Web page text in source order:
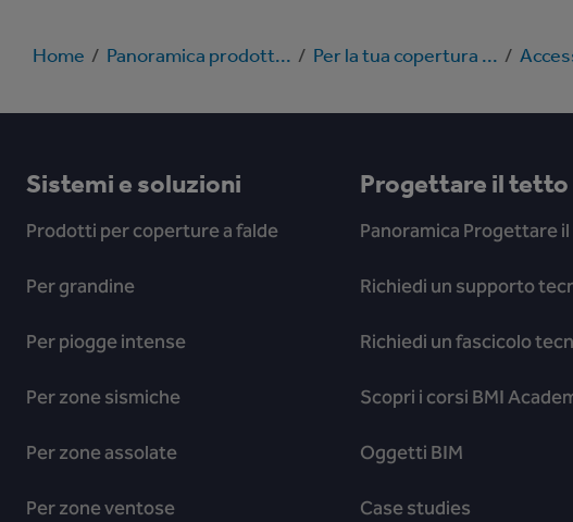
Home / Panoramica prodott... / Per la tua copertura ... /
Sistemi e soluzioni
Prodotti per coperture a falde
Per grandine
Per piogge intense
Per zone sismiche
Per zone assolate
Per zone ventose
Progettare il tetto
Panoramica Progettare
Richiedi un supporto
Richiedi un fascicolo
Scopri i corsi BMI
Oggetti BIM
Case studies